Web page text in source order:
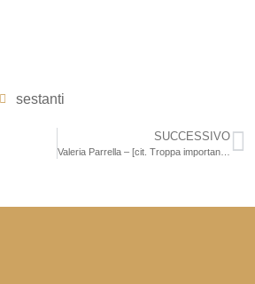
sestanti
SUCCESSIVO
Valeria Parrella – [cit. Troppa importanza all’amore]